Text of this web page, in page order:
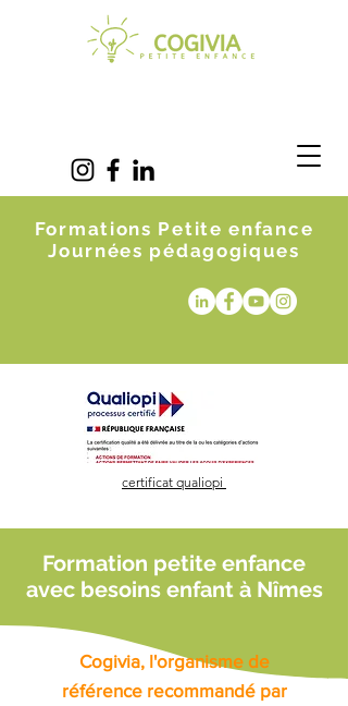
Formations Petite enfance
Journées pédagogiques
certificat qualiopi
Formation petite enfance
avec besoins enfant à Nîmes
Cogivia, l'organisme de
référence recommandé par